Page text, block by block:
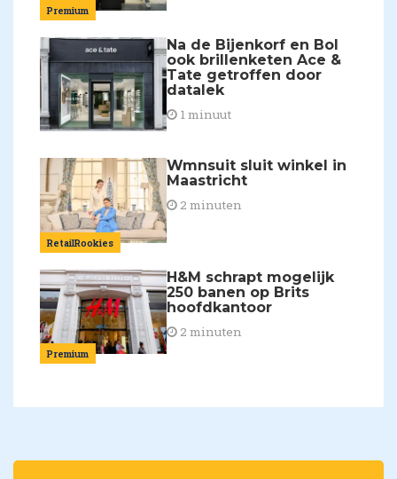
Premium
Na de Bijenkorf en Bol
ook brillenketen Ace &
Tate getroffen door
datalek
1 minuut
RetailRookies
Wmnsuit sluit winkel in
Maastricht
2 minuten
Premium
H&M schrapt mogelijk
250 banen op Brits
hoofdkantoor
2 minuten